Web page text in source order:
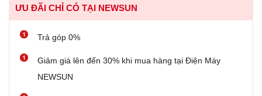
ƯU ĐÃI CHỈ CÓ TẠI NEWSUN
Trả góp 0%
Giảm giá lên đến 30% khi mua hàng tại Điện Máy
NEWSUN